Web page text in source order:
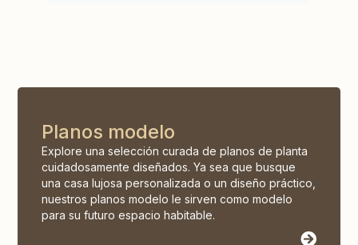
Planos modelo
Explore una selección curada de planos de planta
cuidadosamente diseñados. Ya sea que busque
una casa lujosa personalizada o un diseño práctico,
nuestros planos modelo le sirven como modelo
para su futuro espacio habitable.